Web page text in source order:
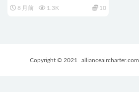
～） Ver25.12.15 官方中文版
8 月前 1.3K 10
Copyright © 2021 allianceaircharter.com